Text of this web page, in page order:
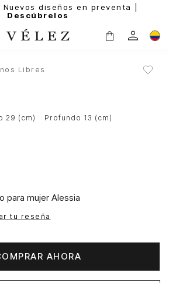
diseños en preventa |
Descúbrelos
Libres
29 (cm) profundo 13 (cm)
para mujer Alessia
tu reseña
AHORA